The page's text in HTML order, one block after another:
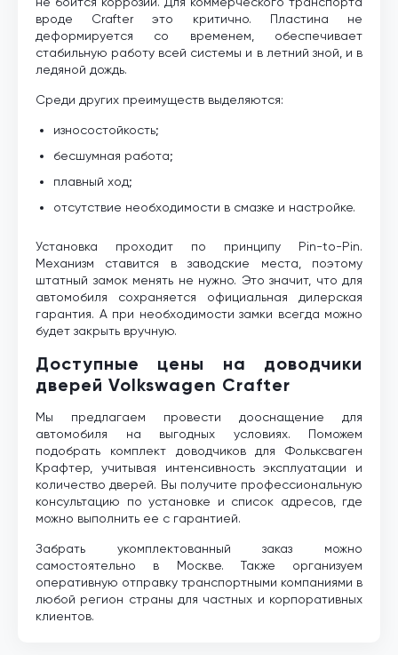
вроде Crafter это критично. Пластина не
деформируется со временем, обеспечивает
стабильную работу всей системы и в летний зной, и в
ледяной дождь.
Среди других преимуществ выделяются:
износостойкость;
бесшумная работа;
плавный ход;
отсутствие необходимости в смазке и настройке.
Установка проходит по принципу Pin-to-Pin.
Механизм ставится в заводские места, поэтому
штатный замок менять не нужно. Это значит, что для
автомобиля сохраняется официальная дилерская
гарантия. А при необходимости замки всегда можно
будет закрыть вручную.
Доступные цены на доводчики
дверей Volkswagen Crafter
Мы предлагаем провести дооснащение для
автомобиля на выгодных условиях. Поможем
подобрать комплект доводчиков для Фольксваген
Крафтер, учитывая интенсивность эксплуатации и
количество дверей. Вы получите профессиональную
консультацию по установке и список адресов, где
можно выполнить ее с гарантией.
Забрать укомплектованный заказ можно
самостоятельно в Москве. Также организуем
оперативную отправку транспортными компаниями в
любой регион страны для частных и корпоративных
клиентов.